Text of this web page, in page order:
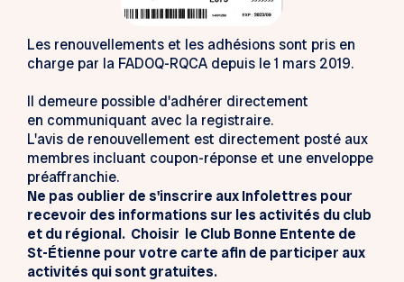
Les renouvellements et les adhésions sont pris en
charge par la FADOQ-RQCA depuis le 1 mars 2019.
Il demeure possible d'adhérer directement
en communiquant avec la registraire.
L'avis de renouvellement est directement posté aux
membres incluant coupon-réponse et une enveloppe
préaffranchie.
Ne pas oublier de s'inscrire aux Infolettres pour
recevoir des informations sur les activités du club
et du régional. Choisir le Club Bonne Entente de
St-Étienne pour votre carte afin de participer aux
activités qui sont gratuites.